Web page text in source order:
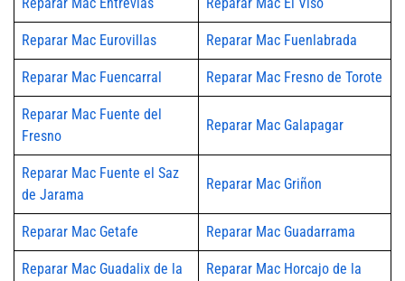
Reparar Mac Eurovillas Reparar Mac Fuenlabrada
Reparar Mac Fuencarral Reparar Mac Fresno de Torote
Reparar Mac Fuente del
Fresno
Reparar Mac Galapagar
Reparar Mac Fuente el Saz
de Jarama
Reparar Mac Griñon
Reparar Mac Getafe Reparar Mac Guadarrama
Reparar Mac Guadalix de la
Reparar Mac Horcajo de la